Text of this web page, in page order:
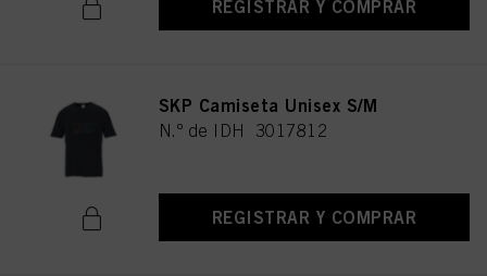
REGISTRAR Y COMPRAR
SKP Camiseta Unisex S/M
N.º de IDH 3017812
REGISTRAR Y COMPRAR